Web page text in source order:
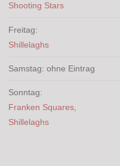
Shooting Stars
Freitag:
Shillelaghs
Samstag: ohne Eintrag
Sonntag:
Franken Squares,
Shillelaghs